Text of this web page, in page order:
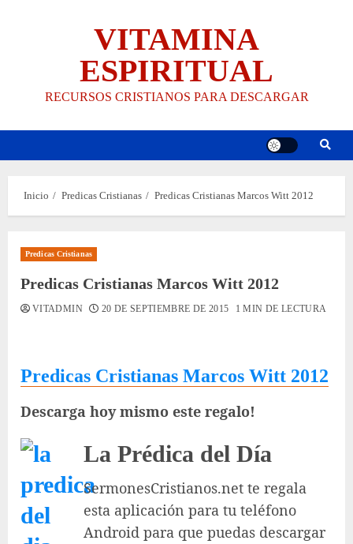
VITAMINA
ESPIRITUAL
RECURSOS CRISTIANOS PARA DESCARGAR
Inicio Predicas Cristianas Predicas Cristianas Marcos Witt 2012
Predicas Cristianas
Predicas Cristianas Marcos Witt 2012
VITADMIN 20 DE SEPTIEMBRE DE 2015 1 MIN DE LECTURA
Predicas Cristianas Marcos Witt 2012
Descarga hoy mismo este regalo!
La Prédica del Día
SermonesCristianos.net te regala
esta aplicación para tu teléfono
Android para que puedas descargar